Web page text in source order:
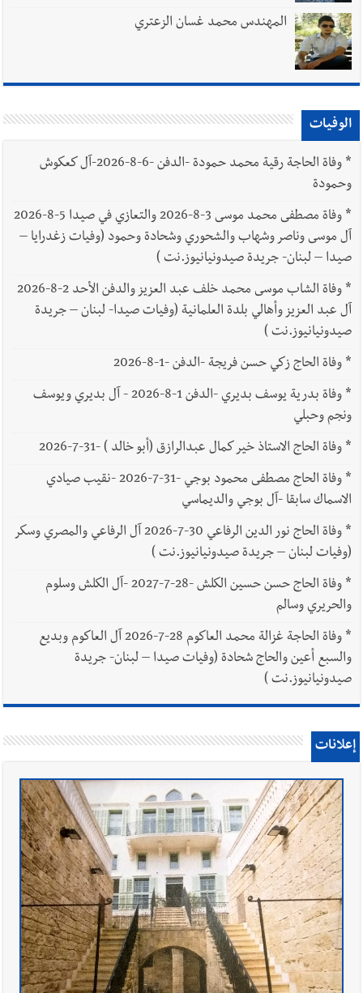
المهندس محمد غسان الزعتري
الوفيات
*
وفاة الحاجة رقية محمد حمودة -الدفن -6-8-2026-آل كعكوش
وحمودة
*
وفاة مصطفى محمد موسى 3-8-2026 والتعازي في صيدا 5-8-2026
آل موسى وناصر وشهاب والشحوري وشحادة وحمود (وفيات زغدرايا –
صيدا – لبنان- جريدة صيدونيانيوز.نت )
*
وفاة الشاب موسى محمد خلف عبد العزيز والدفن الأحد 2-8-2026
آل عبد العزيز وأهالي بلدة العلمانية (وفيات صيدا- لبنان – جريدة
صيدونيانيوز.نت )
*وفاة الحاج زكي حسن فريجة -الدفن -1-8-2026
*
وفاة بدرية يوسف بديري -الدفن 1-8-2026 - آل بديري ويوسف
ونجم وحبلي
*وفاة الحاج الاستاذ خير كمال عبدالرازق (أبو خالد ) -31-7-2026
*
وفاة الحاج مصطفى محمود بوجي -31-7-2026 -نقيب صيادي
الاسماك سابقا -آل بوجي والديماسي
*
وفاة الحاج نور الدين الرفاعي 30-7-2026 آل الرفاعي والمصري وسكر
(وفيات لبنان – جريدة صيدونيانيوز.نت )
*
وفاة الحاج حسن حسين الكلش -28-7-2027 -آل الكلش وسلوم
والحريري وسالم
*
وفاة الحاجة غزالة محمد العاكوم 28-7-2026 آل العاكوم وبديع
والسبع أعين والحاج شحادة (وفيات صيدا – لبنان- جريدة
صيدونيانيوز.نت )
إعلانات